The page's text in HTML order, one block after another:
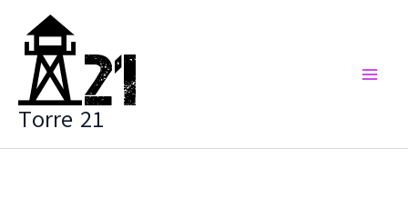
contenuto
Torre 21